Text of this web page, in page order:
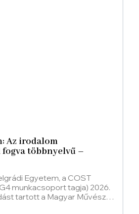
Az irodalom
többnyelvű –
Egyetem, a COST
munkacsoport tagja) 2026.
tartott a Magyar Művészeti